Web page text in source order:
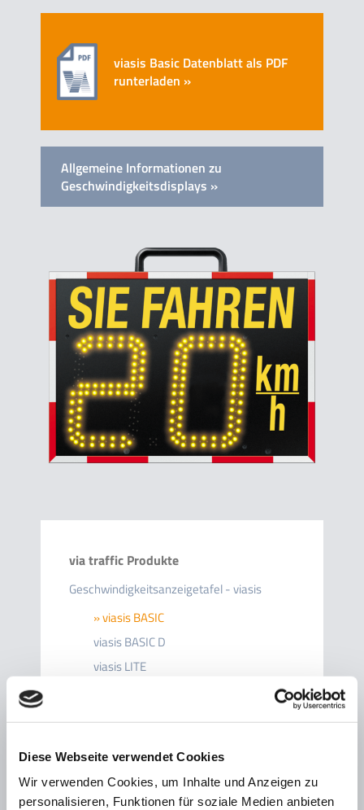
Diese Webseite verwendet Cookies
Wir verwenden Cookies, um Inhalte und Anzeigen zu
personalisieren, Funktionen für soziale Medien anbieten
viasis Basic Datenblatt als PDF
runterladen »
Allgemeine Informationen zu
Geschwindigkeitsdisplays »
via traffic Produkte
Geschwindigkeitsanzeigetafel - viasis
»viasis BASIC
viasis BASIC D
viasis LITE
viasis PLUS SMILE
viasis PLUS